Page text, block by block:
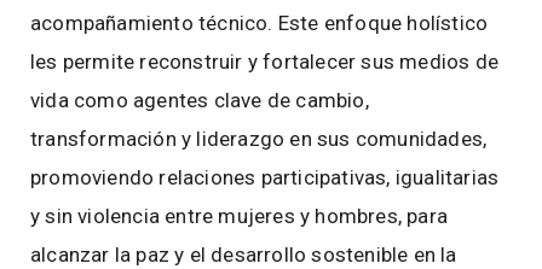
acompañamiento técnico. Este enfoque holístico
les permite reconstruir y fortalecer sus medios de
vida como agentes clave de cambio,
transformación y liderazgo en sus comunidades,
promoviendo relaciones participativas, igualitarias
y sin violencia entre mujeres y hombres, para
alcanzar la paz y el desarrollo sostenible en la